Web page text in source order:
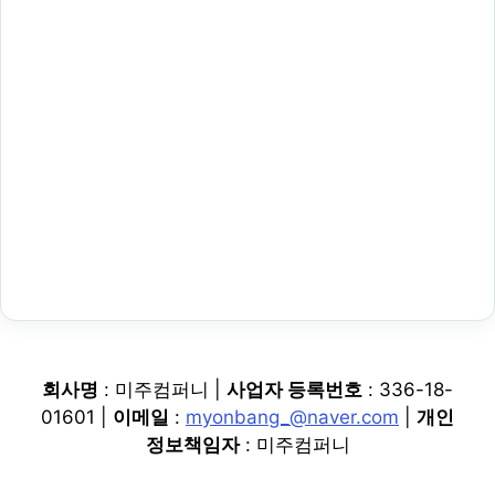
회사명 : 미주컴퍼니 | 사업자 등록번호 : 336-18-
01601 | 이메일 : myonbang_@naver.com
개인
정보책임자: 미주컴퍼니